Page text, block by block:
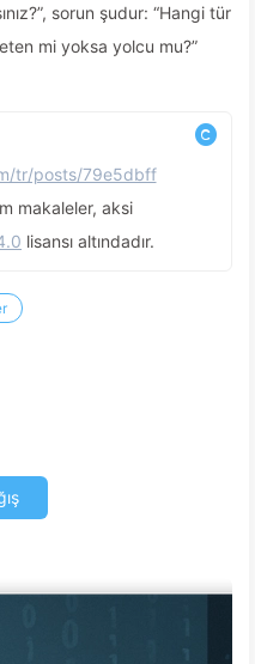
sorun şudur: “Hangi tür
mi yoksa yolcu mu?”
tr/posts/79e5dbff
makaleler, aksi
lisansı altındadır.